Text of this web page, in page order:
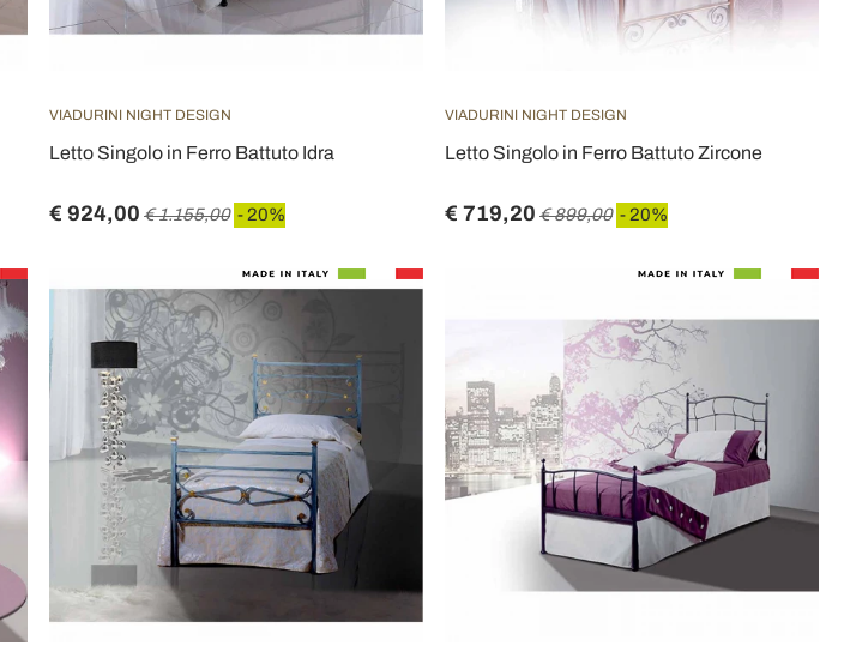
VIADURINI NIGHT DESIGN
Letto Singolo in Ferro Battuto Idra
€ 924,00 € 1.155,00 - 20%
VIADURINI NIGHT DESIGN
Letto Singolo in Ferro Battuto Zircone
€ 719,20 € 899,00 - 20%